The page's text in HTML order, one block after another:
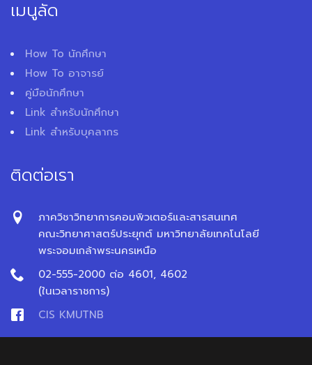
เมนูลัด
How To นักศึกษา
How To อาจารย์
คู่มือนักศึกษา
Link สำหรับนักศึกษา
Link สำหรับบุคลากร
ติดต่อเรา
ภาควิชาวิทยาการคอมพิวเตอร์และสารสนเทศ
คณะวิทยาศาสตร์ประยุกต์ มหาวิทยาลัยเทคโนโลยี
พระจอมเกล้าพระนครเหนือ
02-555-2000 ต่อ 4601, 4602
(ในเวลาราชการ)
CIS KMUTNB